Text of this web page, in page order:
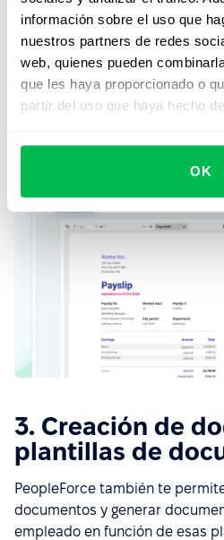
información sobre el uso que
nuestros partners de redes
web, quienes pueden
que les haya proporcionado o
partir del uso que haya hecho
OK
reconocerá y sugerirá
asociados con los recibos de
de reconocimiento y firma
gestión de documentos y, una
documentos se agregarán
3. Creación de
plantillas de
PeopleForce también te
documentos y generar
empleado en función de esas